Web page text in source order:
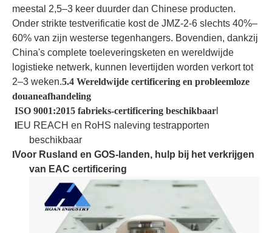
meestal 2,5–3 keer duurder dan Chinese producten.
Onder strikte testverificatie kost de JMZ-2-6 slechts 40%–
60% van zijn westerse tegenhangers. Bovendien, dankzij
China's complete toeleveringsketen en wereldwijde
logistieke netwerk, kunnen levertijden worden verkort tot
2–3 weken.5.4 Wereldwijde certificering en probleemloze
douaneafhandeling
ISO 9001:2015 fabrieks-certificering beschikbaar
lEU REACH en RoHS naleving testrapporten
beschikbaar
lVoor Rusland en GOS-landen, hulp bij het verkrijgen
van EAC certificering